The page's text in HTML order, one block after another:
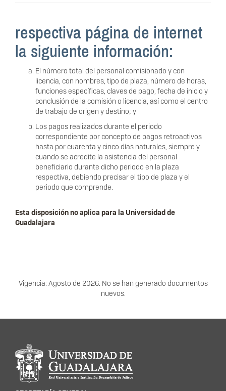
respectiva página de internet
la siguiente información:
El número total del personal comisionado y con
licencia, con nombres, tipo de plaza, número de horas,
funciones específicas, claves de pago, fecha de inicio y
conclusión de la comisión o licencia, así como el centro
de trabajo de origen y destino; y
Los pagos realizados durante el periodo
correspondiente por concepto de pagos retroactivos
hasta por cuarenta y cinco días naturales, siempre y
cuando se acredite la asistencia del personal
beneficiario durante dicho periodo en la plaza
respectiva, debiendo precisar el tipo de plaza y el
periodo que comprende.
Esta disposición no aplica para la Universidad de
Guadalajara
Vigencia: Agosto de 2026. No se han generado documentos
nuevos.
Información del portal